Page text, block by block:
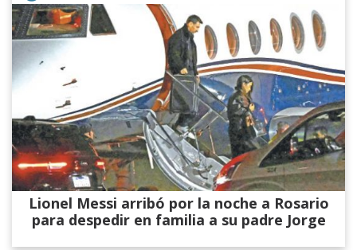
Lionel Messi arribó por la noche a Rosario
para despedir en familia a su padre Jorge